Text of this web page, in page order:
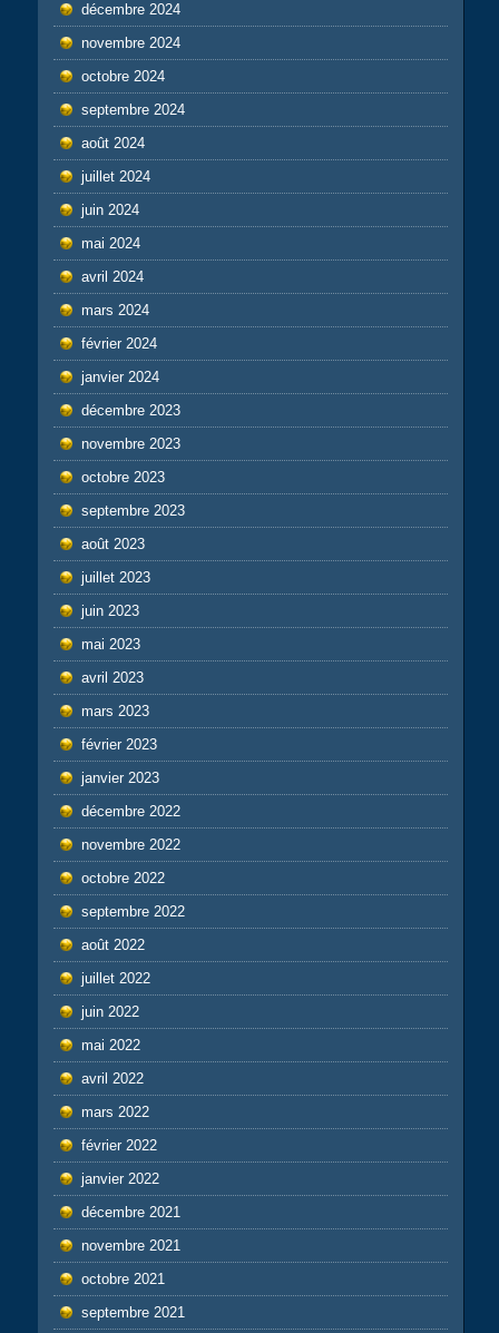
décembre 2024
novembre 2024
octobre 2024
septembre 2024
août 2024
juillet 2024
juin 2024
mai 2024
avril 2024
mars 2024
février 2024
janvier 2024
décembre 2023
novembre 2023
octobre 2023
septembre 2023
août 2023
juillet 2023
juin 2023
mai 2023
avril 2023
mars 2023
février 2023
janvier 2023
décembre 2022
novembre 2022
octobre 2022
septembre 2022
août 2022
juillet 2022
juin 2022
mai 2022
avril 2022
mars 2022
février 2022
janvier 2022
décembre 2021
novembre 2021
octobre 2021
septembre 2021